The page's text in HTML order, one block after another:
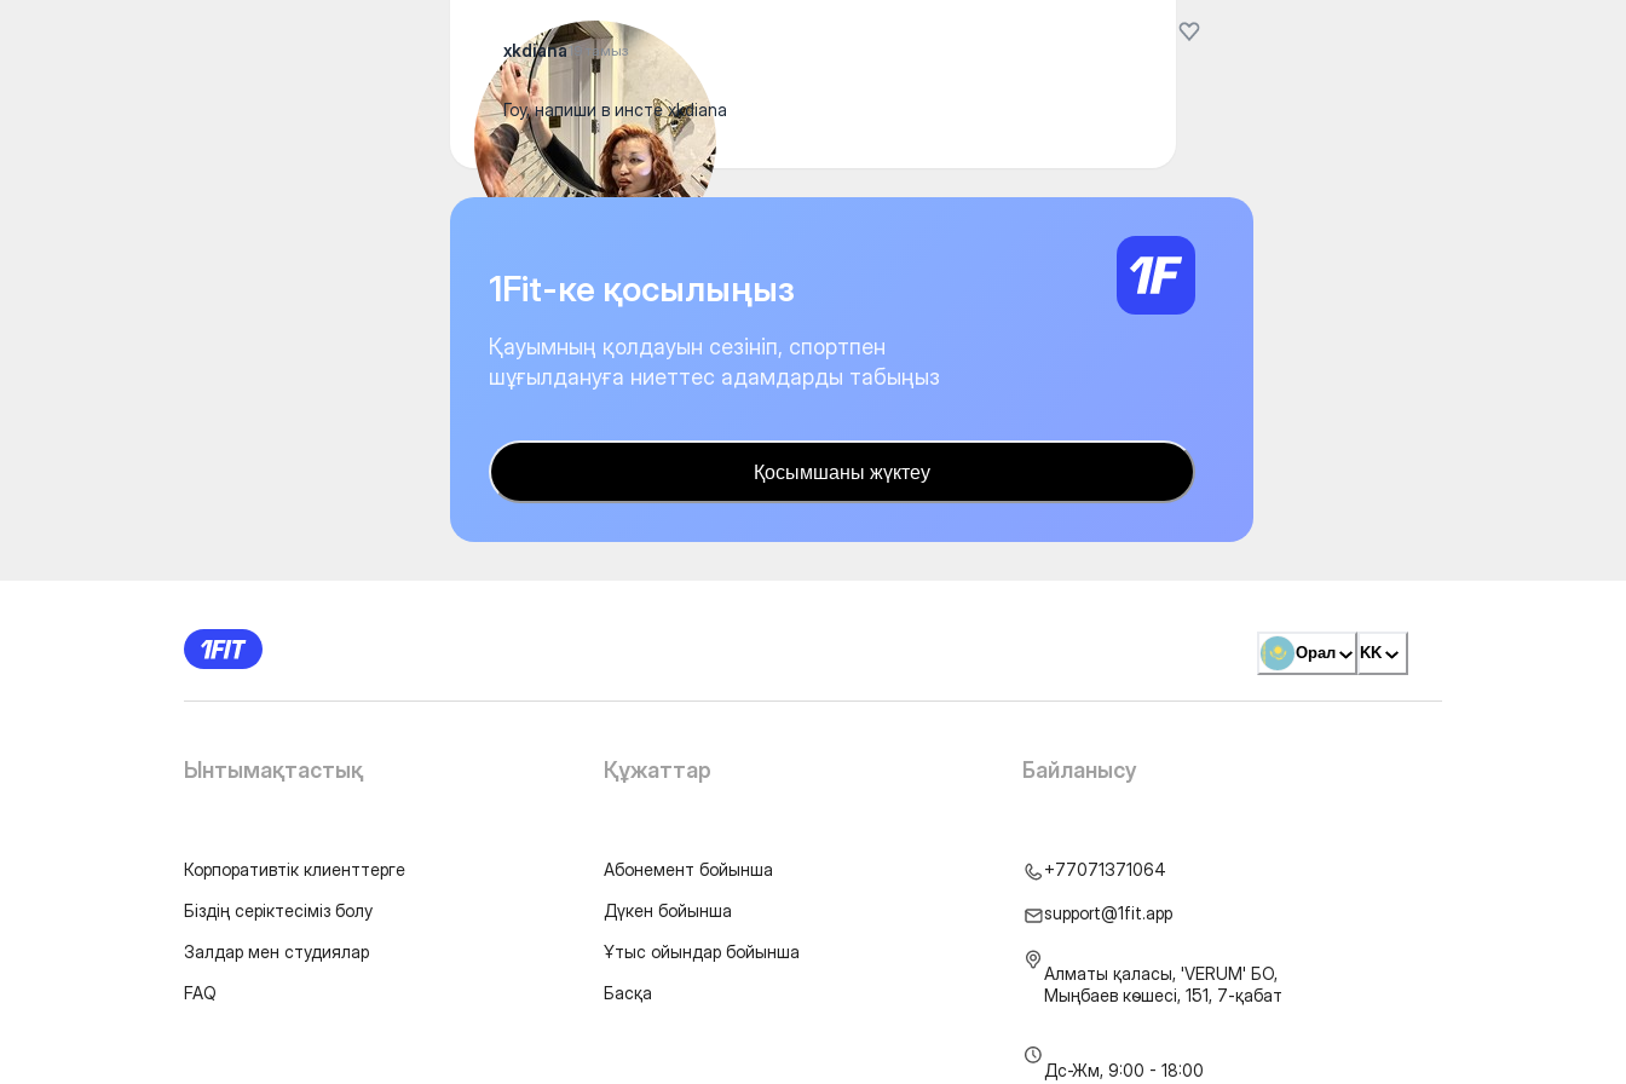
xkdiana19 тамыз
Гоу, напиши в инсте xkdiana
1Fit-ке қосылыңыз
Қауымның қолдауын сезініп, спортпен
шұғылдануға ниеттес адамдарды табыңыз
Қосымшаны жүктеу
Орал KK
Ынтымақтастық
Корпоративтік клиенттерге
Біздің серіктесіміз болу
Залдар мен студиялар
FAQ
Құжаттар
Абонемент бойынша
Дүкен бойынша
Ұтыс ойындар бойынша
Басқа
Байланысу
+77071371064
support@1fit.app
Алматы қаласы, 'VERUM' БО,
Мыңбаев көшесі, 151, 7-қабат
Дс-Жм, 9:00 - 18:00